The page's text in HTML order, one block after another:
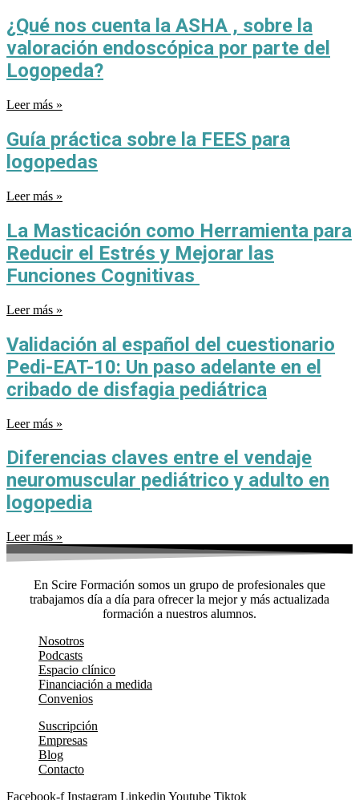
¿Qué nos cuenta la ASHA , sobre la
valoración endoscópica por parte del
Logopeda?
Leer más »
Guía práctica sobre la FEES para
logopedas
Leer más »
La Masticación como Herramienta para
Reducir el Estrés y Mejorar las
Funciones Cognitivas
Leer más »
Validación al español del cuestionario
Pedi-EAT-10: Un paso adelante en el
cribado de disfagia pediátrica
Leer más »
Diferencias claves entre el vendaje
neuromuscular pediátrico y adulto en
logopedia
Leer más »
En Scire Formación somos un grupo de profesionales que
trabajamos día a día para ofrecer la mejor y más actualizada
formación a nuestros alumnos.
Nosotros
Podcasts
Espacio clínico
Financiación a medida
Convenios
Suscripción
Empresas
Blog
Contacto
Facebook-f Instagram Linkedin Youtube Tiktok